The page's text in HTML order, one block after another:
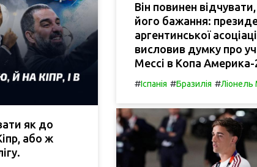
як до
або ж
Він повинен
його бажання:
аргентинської
висловив думку про
Мессі в Копа Америка-
#Іспанія #Бразилія #Ліонель